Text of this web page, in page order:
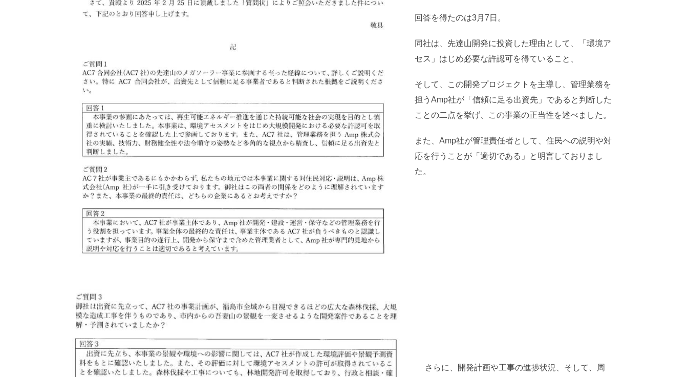
回答を得たのは3月7日。
同社は、先達山開発に投資した理由として、「環境ア
セス」はじめ必要な許認可を得ていること、
そして、この開発プロジェクトを主導し、管理業務を
担うAmp社が「信頼に足る出資先」であると判断した
ことの二点を挙げ、この事業の正当性を述べました。
また、Amp社が管理責任者として、住民への説明や対
応を行うことが「適切である」と明言しておりまし
た。
さらに、開発計画や工事の進捗状況、そして、周